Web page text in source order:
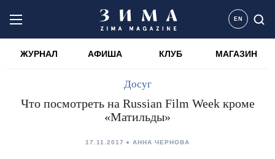
EN
ЖУРНАЛ АФИША КЛУБ МАГАЗИН
Досуг
Что посмотреть на Russian Film Week кроме
«Матильды»
17.11.2017 АННА ЧЕРНОВА